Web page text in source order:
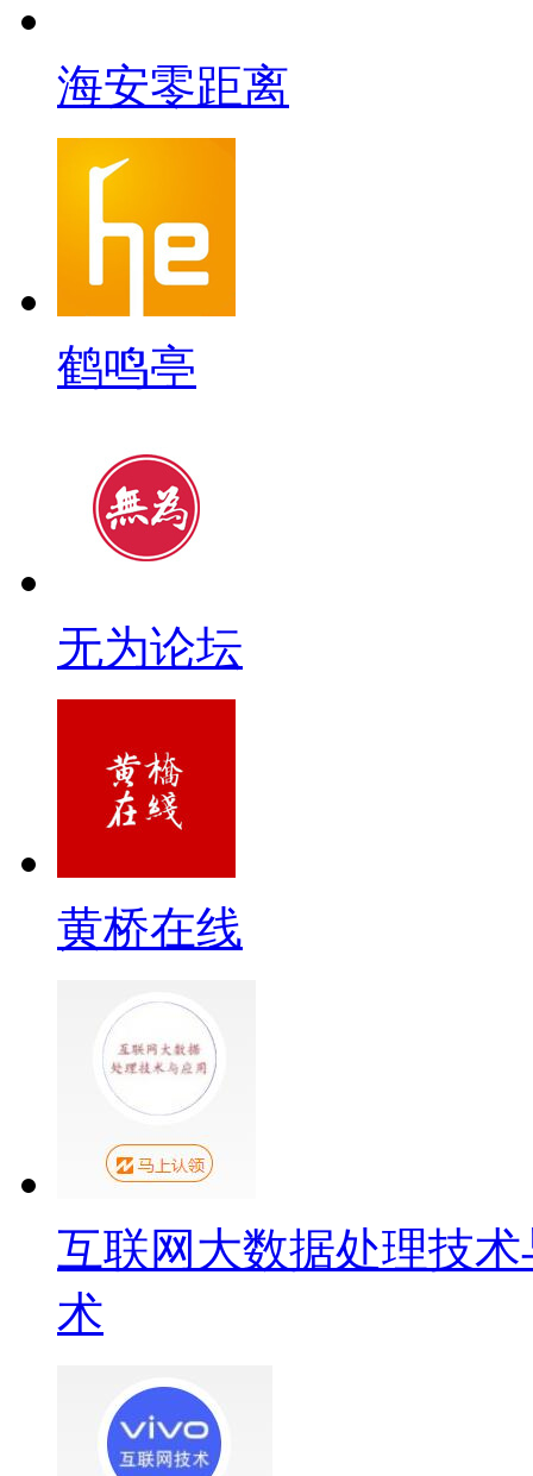
海安零距离
鹤鸣亭
无为论坛
黄桥在线
互联网大数据处理技
术